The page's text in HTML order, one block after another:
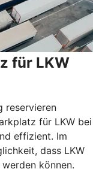
für LKW
reservieren
für LKW bei
effizient. Im
dass LKW
können.